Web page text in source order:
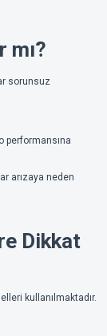
mı?
sorunsuz
performansına
arızaya neden
Dikkat
kullanılmaktadır.